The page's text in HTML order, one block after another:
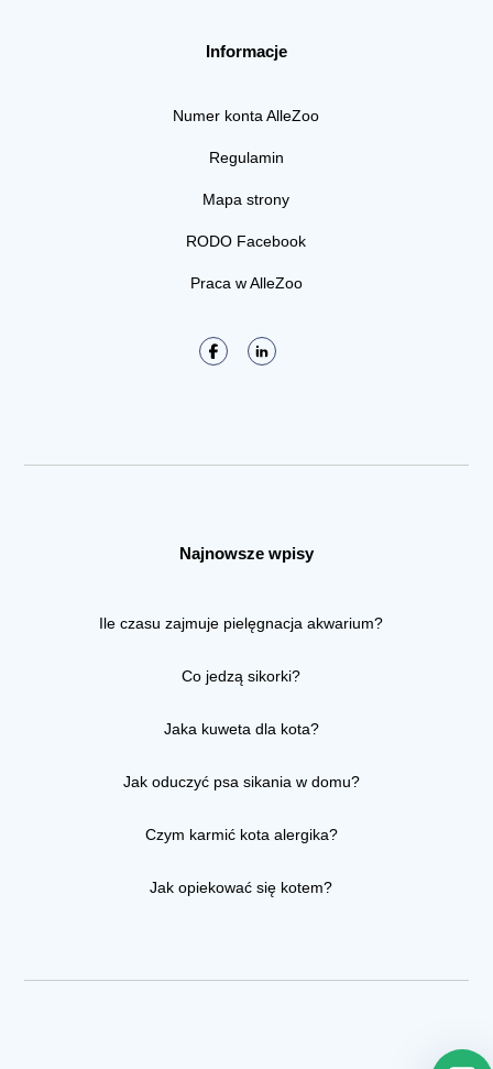
Informacje
Numer konta AlleZoo
Regulamin
Mapa strony
RODO Facebook
Praca w AlleZoo
Najnowsze wpisy
Ile czasu zajmuje pielęgnacja akwarium?
Co jedzą sikorki?
Jaka kuweta dla kota?
Jak oduczyć psa sikania w domu?
Czym karmić kota alergika?
Jak opiekować się kotem?